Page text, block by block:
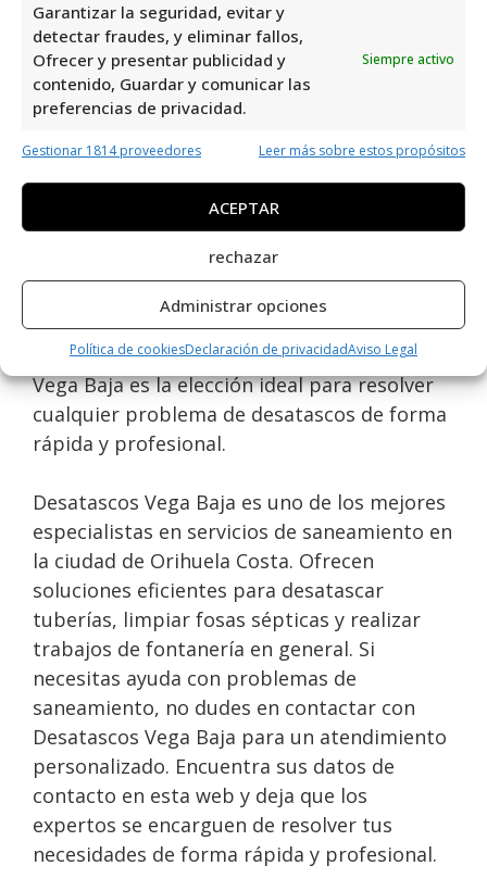
Garantizar la seguridad, evitar y
detectar fraudes, y eliminar fallos,
Ofrecer y presentar publicidad y
contenido, Guardar y comunicar las
preferencias de privacidad.
Siempre activo
Gestionar 1814 proveedores Leer más sobre estos propósitos
ACEPTAR
rechazar
Administrar opciones
Política de cookiesDeclaración de privacidadAviso Legal
Opiniones y información
adicional sobre Desatascos
Vega Baja
Desatascos Vega Baja en Orihuela Costa es
un referente en el área de Servicios de
Saneamiento, con una impresionante
valoración de 4.6 basada en 33 reseñas. Su
compromiso con la calidad y la eficiencia se
refleja en la satisfacción de sus clientes. Con
un equipo altamente capacitado y una
amplia experiencia en el sector, Desatascos
Vega Baja es la elección ideal para resolver
cualquier problema de desatascos de forma
rápida y profesional.
Desatascos Vega Baja es uno de los mejores
especialistas en servicios de saneamiento en
la ciudad de Orihuela Costa. Ofrecen
soluciones eficientes para desatascar
tuberías, limpiar fosas sépticas y realizar
trabajos de fontanería en general. Si
necesitas ayuda con problemas de
saneamiento, no dudes en contactar con
Desatascos Vega Baja para un atendimiento
personalizado. Encuentra sus datos de
contacto en esta web y deja que los
expertos se encarguen de resolver tus
necesidades de forma rápida y profesional.